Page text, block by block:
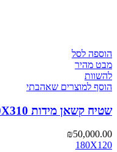
הוספה לסל
מבט מהיר
להשוות
הוסף למוצרים שאהבתי
שטיח קשאן מידות 420X310
₪50,000.00
180X120